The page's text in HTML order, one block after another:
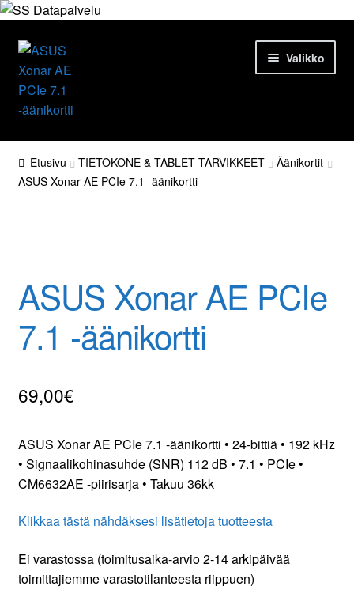
Siirry
navigointiin
Siirry
sisältöön
Valikko
Etusivu
Tuotteet
Yrityksestä
Yhteydenotto
Oma tili
Etusivu TIETOKONE & TABLET TARVIKKEET
Äänikortit
ASUS Xonar AE PCIe 7.1 -äänikortti
ASUS Xonar AE PCIe
7.1 -äänikortti
69,00€
ASUS Xonar AE PCIe 7.1 -äänikortti • 24-bittiä • 192 kHz
• Signaalikohinasuhde (SNR) 112 dB • 7.1 • PCIe •
CM6632AE -piirisarja • Takuu 36kk
Klikkaa tästä nähdäksesi lisätietoja tuotteesta
Ei varastossa (toimitusaika-arvio 2-14 arkipäivää
toimittajiemme varastotilanteesta riippuen)